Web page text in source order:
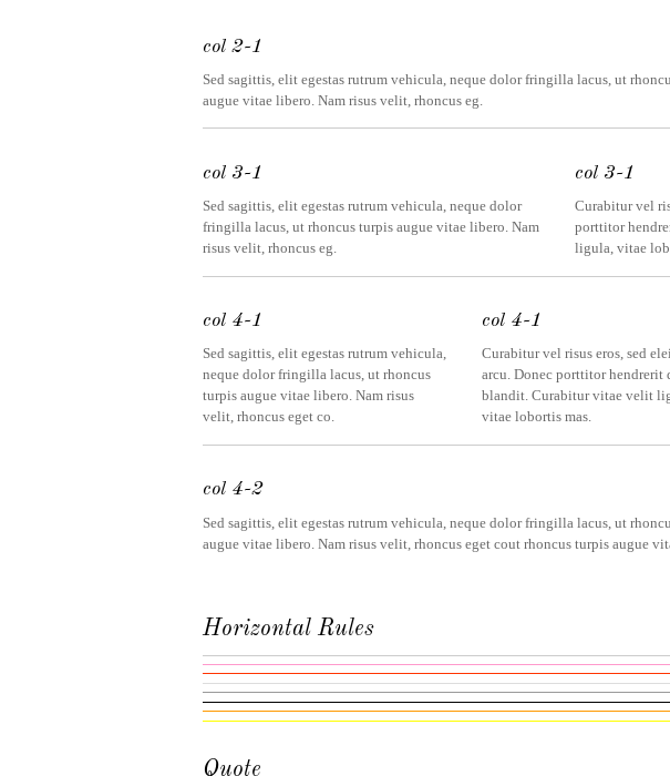
col 2-1
Sed sagittis, elit egestas rutrum vehicula, neque dolor fringilla lacus, ut
augue vitae libero. Nam risus velit, rhoncus eg.
col 3-1
Sed sagittis, elit egestas rutrum vehicula, neque dolor
fringilla lacus, ut rhoncus turpis augue vitae libero. Nam
risus velit, rhoncus eg.
col 3-1
Curabitur vel
porttitor
ligula, vitae
col 4-1
Sed sagittis, elit egestas rutrum vehicula,
neque dolor fringilla lacus, ut rhoncus
turpis augue vitae libero. Nam risus
velit, rhoncus eget co.
col 4-1
Curabitur vel risus eros, sed
arcu. Donec porttitor hendrerit
blandit. Curabitur vitae velit
vitae lobortis mas.
col 4-2
Sed sagittis, elit egestas rutrum vehicula, neque dolor fringilla lacus, ut
augue vitae libero. Nam risus velit, rhoncus eget cout rhoncus turpis augue
Horizontal Rules
Quote